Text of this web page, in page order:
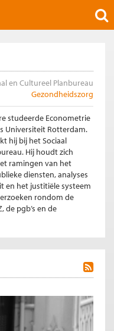
en Cultureel Planbureau
Gezondheidszorg
studeerde Econometrie
Universiteit Rotterdam.
hij bij het Sociaal
Hij houdt zich
ramingen van het
diensten, analyses
en het justitiële systeem
rondom de
de pgb’s en de